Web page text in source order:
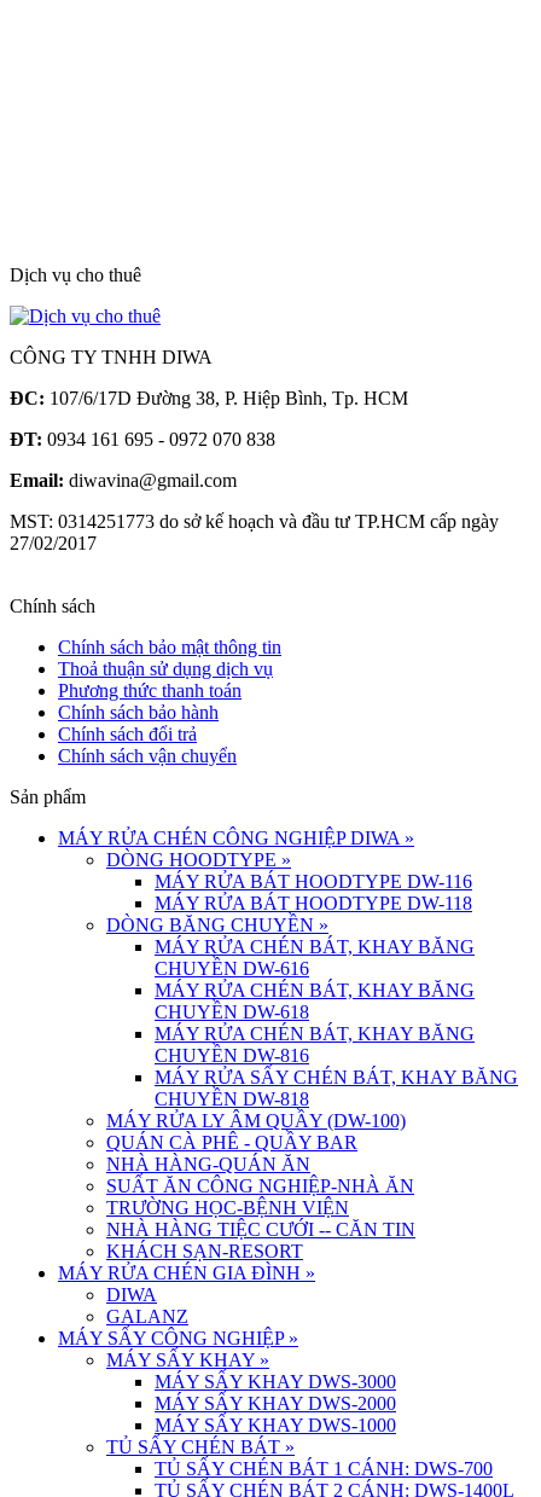
Dịch vụ cho thuê
CÔNG TY TNHH DIWA
ĐC: 107/6/17D Đường 38, P. Hiệp Bình, Tp. HCM
ĐT: 0934 161 695 - 0972 070 838
Email: diwavina@gmail.com
MST: 0314251773 do sở kế hoạch và đầu tư TP.HCM cấp ngày
27/02/2017
Chính sách
Chính sách bảo mật thông tin
Thoả thuận sử dụng dịch vụ
Phương thức thanh toán
Chính sách bảo hành
Chính sách đổi trả
Chính sách vận chuyển
Sản phẩm
MÁY RỬA CHÉN CÔNG NGHIỆP DIWA »
DÒNG HOODTYPE »
MÁY RỬA BÁT HOODTYPE DW-116
MÁY RỬA BÁT HOODTYPE DW-118
DÒNG BĂNG CHUYỀN »
MÁY RỬA CHÉN BÁT, KHAY BĂNG
CHUYỀN DW-616
MÁY RỬA CHÉN BÁT, KHAY BĂNG
CHUYỀN DW-618
MÁY RỬA CHÉN BÁT, KHAY BĂNG
CHUYỀN DW-816
MÁY RỬA SẤY CHÉN BÁT, KHAY BĂNG
CHUYỀN DW-818
MÁY RỬA LY ÂM QUẦY (DW-100)
QUÁN CÀ PHÊ - QUẦY BAR
NHÀ HÀNG-QUÁN ĂN
SUẤT ĂN CÔNG NGHIỆP-NHÀ ĂN
TRƯỜNG HỌC-BỆNH VIỆN
NHÀ HÀNG TIỆC CƯỚI -- CĂN TIN
KHÁCH SẠN-RESORT
MÁY RỬA CHÉN GIA ĐÌNH »
DIWA
GALANZ
MÁY SẤY CÔNG NGHIỆP »
MÁY SẤY KHAY »
MÁY SẤY KHAY DWS-3000
MÁY SẤY KHAY DWS-2000
MÁY SẤY KHAY DWS-1000
TỦ SẤY CHÉN BÁT »
TỦ SẤY CHÉN BÁT 1 CÁNH: DWS-700
TỦ SẤY CHÉN BÁT 2 CÁNH: DWS-1400L